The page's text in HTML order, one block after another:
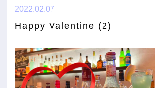
├ i.cafe神戸店
├ i.cafe北野店
├ I.Dog神戸店
├ cafepri
2022.02.07
Happy Valentine (2)